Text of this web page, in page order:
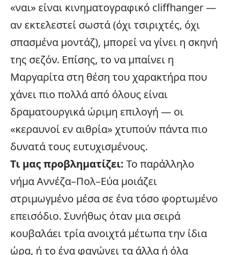
«ναι» είναι κινηματογραφικό cliffhanger —
αν εκτελεστεί σωστά (όχι τσιριχτές, όχι
σπασμένα μοντάζ), μπορεί να γίνει η σκηνή
της σεζόν. Επίσης, το να μπαίνει η
Μαργαρίτα στη θέση του χαρακτήρα που
χάνει πιο πολλά από όλους είναι
δραματουργικά ώριμη επιλογή — οι
«κεραυνοί εν αιθρία» χτυπούν πάντα πιο
δυνατά τους ευτυχισμένους.
Τι μας προβληματίζει: Το παράλληλο
νήμα Αννέζα–Πολ–Εύα μοιάζει
στριμωγμένο μέσα σε ένα τόσο φορτωμένο
επεισόδιο. Συνήθως όταν μια σειρά
κουβαλάει τρία ανοιχτά μέτωπα την ίδια
ώρα, ή το ένα φαγώνει τα άλλα ή όλα